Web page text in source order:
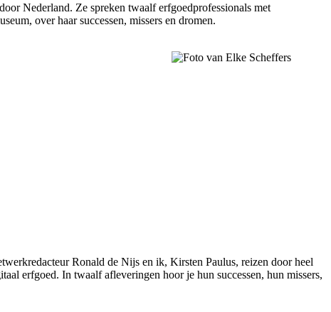
Nederland. Ze spreken twaalf erfgoedprofessionals met
over haar successen, missers en dromen.
Ronald de Nijs en ik, Kirsten Paulus, reizen door heel
erfgoed. In twaalf afleveringen hoor je hun successen, hun missers,